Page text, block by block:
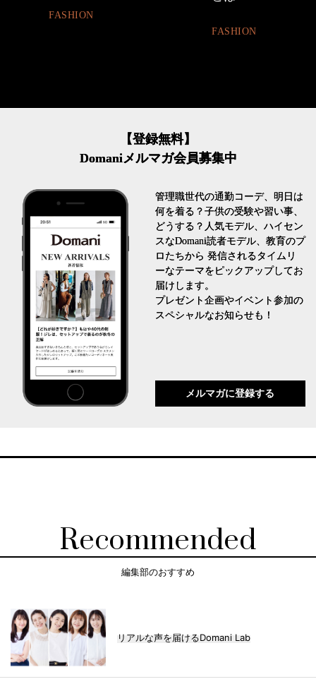
【登録無料】
Domaniメルマガ会員募集中
管理職世代の通勤コーデ、明日は
何を着る？子供の受験や習い事、
どうする？人気モデル、ハイセン
スなDomani読者モデル、教育のプ
ロたちから 発信されるタイムリ
ーなテーマをピックアップしてお
届けします。
プレゼント企画やイベント参加の
スペシャルなお知らせも！
メルマガに登録する
Recommended
編集部のおすすめ
リアルな声を届けるDomani Lab